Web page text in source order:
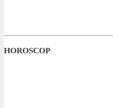
HOROSCOP